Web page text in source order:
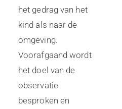
het gedrag van het
kind als naar de
omgeving.
Voorafgaand wordt
het doel van de
observatie
besproken en